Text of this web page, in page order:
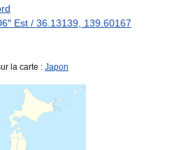
″ Est / 36 13139 139 60167
la carte : Japon